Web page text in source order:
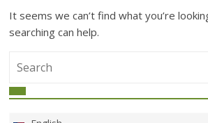
It seems we can’t find what you’re
searching can help.